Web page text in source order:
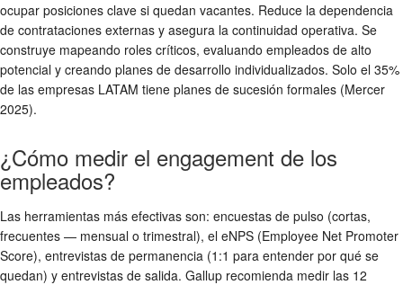
ocupar posiciones clave si quedan vacantes. Reduce la dependencia
de contrataciones externas y asegura la continuidad operativa. Se
construye mapeando roles críticos, evaluando empleados de alto
potencial y creando planes de desarrollo individualizados. Solo el 35%
de las empresas LATAM tiene planes de sucesión formales (Mercer
2025).
¿Cómo medir el engagement de los
empleados?
Las herramientas más efectivas son: encuestas de pulso (cortas,
frecuentes — mensual o trimestral), el eNPS (Employee Net Promoter
Score), entrevistas de permanencia (1:1 para entender por qué se
quedan) y entrevistas de salida. Gallup recomienda medir las 12